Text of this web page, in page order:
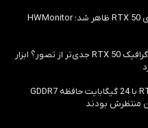
بالاخره سنسور Hotspot کارت‌های RTX 50 ظاهر شد؛ HWMonitor
مشکل دمای Hotspot کارت‌های گرافیک RTX 50 جدی‌تر از تصور؟ ابزار
کارت گرافیک RTX 5070 Ti SUPER با 24 گیگابایت حافظه GDDR7
منتظرش بودند